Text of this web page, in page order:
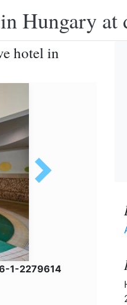
Hungary at
hotel in
1-2279614